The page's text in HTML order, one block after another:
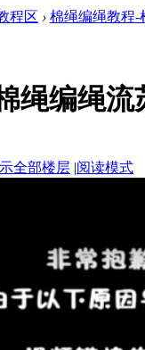
程区 › 棉绳编绳教程-
绳编绳流
全部楼层 |阅读模式